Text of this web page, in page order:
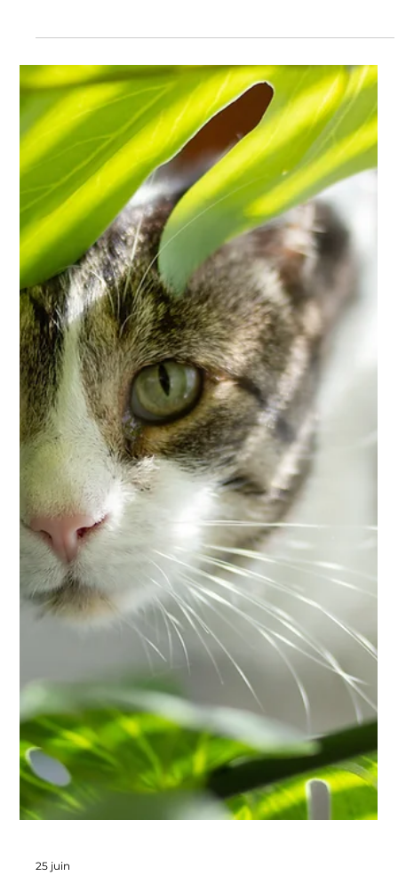
1 juil.
Comportement
Mon chien a peur des feux d'artifice :
comment le rassurer ?
Le 14 Juillet, le Nouvel An ou certaines fêtes locales sont
souvent synonymes de feux d'artifice. Un spectacle
magique pour les humains… mais parfois terrifiant pour
nos compagnons à quatre pattes. Chaque année, de
nombreux chiens paniquent au premier sifflement dans
le ciel. Certains tremblent, d'autres cherchent à fuir ou
refusent même de sortir pendant plusieurs heures. Cette
réaction est loin d'être exceptionnelle. Les bruits
soudains, les éclairs lumineux et les vibratio